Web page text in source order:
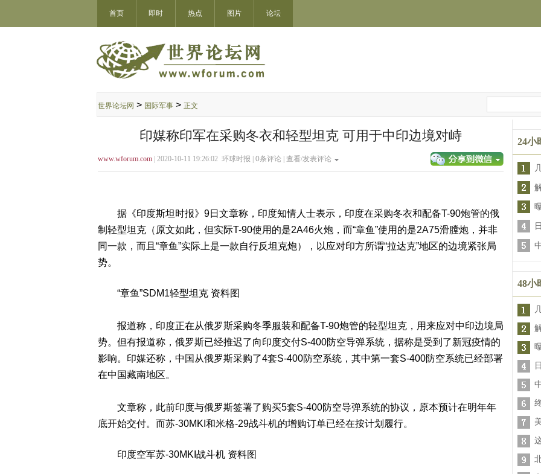
首页 即时 热点 图片 论坛
世界论坛网 > 国际军事 > 正文
印媒称印军在采购冬衣和轻型坦克 可用于中印边境对峙
www.wforum.com | 2020-10-11 19:26:02 环球时报 | 0条评论 | 查看/发表评论
据《印度斯坦时报》9日文章称，印度知情人士表示，印度在采购冬衣和配备T-90炮管的俄
制轻型坦克（原文如此，但实际T-90使用的是2A46火炮，而“章鱼”使用的是2A75滑膛炮，并非
同一款，而且“章鱼”实际上是一款自行反坦克炮），以应对印方所谓“拉达克”地区的边境紧张局
势。
“章鱼”SDM1轻型坦克 资料图
报道称，印度正在从俄罗斯采购冬季服装和配备T-90炮管的轻型坦克，用来应对中印边境局
势。但有报道称，俄罗斯已经推迟了向印度交付S-400防空导弹系统，据称是受到了新冠疫情的
影响。印媒还称，中国从俄罗斯采购了4套S-400防空系统，其中第一套S-400防空系统已经部署
在中国藏南地区。
文章称，此前印度与俄罗斯签署了购买5套S-400防空导弹系统的协议，原本预计在明年年
底开始交付。而苏-30MKI和米格-29战斗机的增购订单已经在按计划履行。
印度空军苏-30MKI战斗机 资料图
24小
48小